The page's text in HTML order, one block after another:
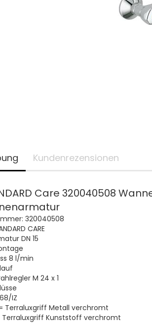
Kundenrezensionen
Care 320040508
320040508
CARE
DN 15
8 l/min
M 24 x 1
IZ
Terraluxgriff Metall verchromt
Terraluxgriff Kunststoff verchromt